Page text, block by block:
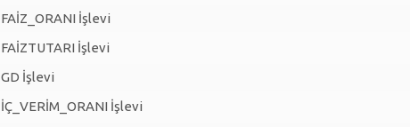
FAİZ_ORANI İşlevi
FAİZTUTARI İşlevi
GD İşlevi
İÇ_VERİM_ORANI İşlevi